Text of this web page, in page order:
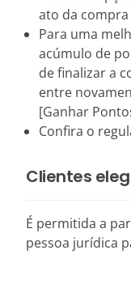
ato da compra
Para uma
acúmulo de
de finalizar a
entre
[Ganhar
Confira o
Clientes
É permitida a
pessoa jurídica